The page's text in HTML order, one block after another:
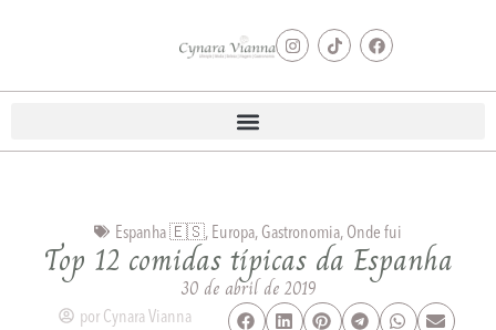
Espanha 🇪🇸, Europa, Gastronomia, Onde fui
Top 12 comidas típicas da Espanha
30 de abril de 2019
por Cynara Vianna